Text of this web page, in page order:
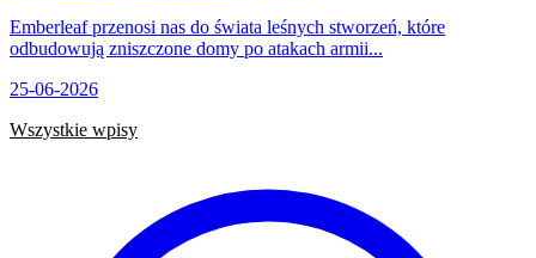
Emberleaf przenosi nas do świata leśnych stworzeń, które
odbudowują zniszczone domy po atakach armii...
25-06-2026
Wszystkie wpisy